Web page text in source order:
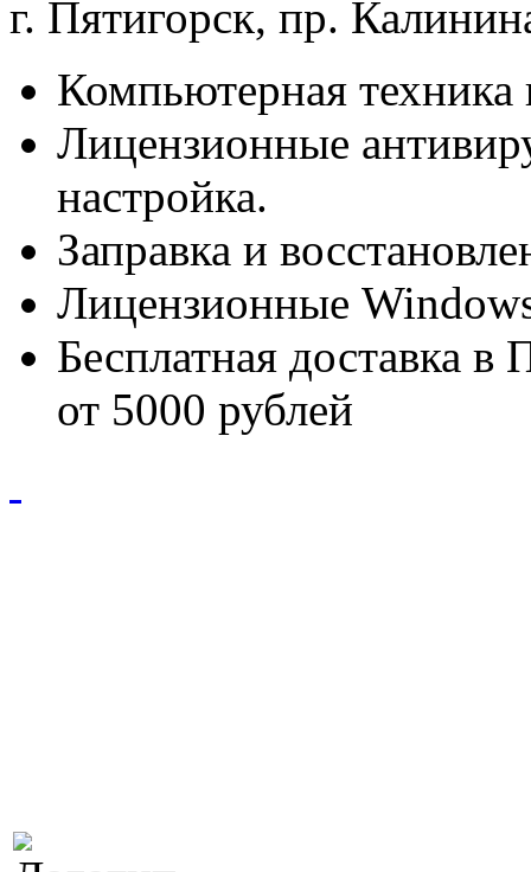
г. Пятигорск, пр.
Компьютерная техника
Лицензионные
настройка.
Заправка и
Лицензионные
Бесплатная доставка в
от 5000 рублей